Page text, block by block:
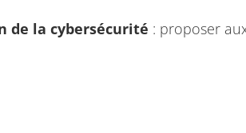
de la cybersécurité : proposer